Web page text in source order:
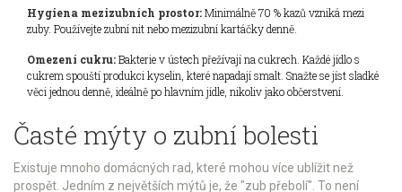
Hygiena mezizubních prostor:Minimálně 70 % kazů vzniká mezi
zuby. Používejte zubní nit nebo mezizubní kartáčky denně.
Omezení cukru:Bakterie v ústech přežívají na cukrech. Každé jídlo s
cukrem spouští produkci kyselin, které napadají smalt. Snažte se jíst sladké
věci jednou denně, ideálně po hlavním jídle, nikoliv jako občerstvení.
Časté mýty o zubní bolesti
Existuje mnoho domácných rad, které mohou více ublížit než
prospět. Jedním z největších mýtů je, že "zub přebolí". To není